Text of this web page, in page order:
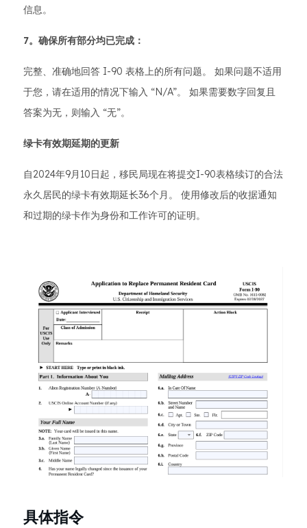
信息。
7。确保所有部分均已完成：
完整、准确地回答 I-90 表格上的所有问题。 如果问题不适用
于您，请在适用的情况下输入 “N/A”。 如果需要数字回复且
答案为无，则输入 “无”。
绿卡有效期延期的更新
自2024年9月10日起，移民局现在将提交I-90表格续订的合法
永久居民的绿卡有效期延长36个月。 使用修改后的收据通知
和过期的绿卡作为身份和工作许可的证明。
具体指令